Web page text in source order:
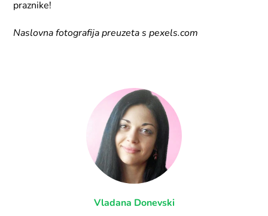
praznike!
Naslovna fotografija preuzeta s pexels.com
Vladana Donevski